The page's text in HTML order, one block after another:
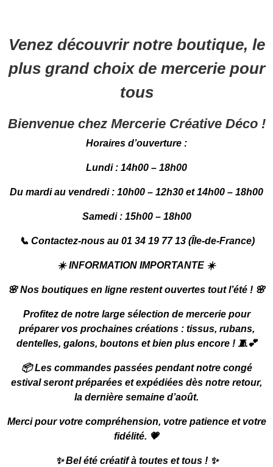
Venez découvrir notre boutique, le
plus grand choix de mercerie pour
tous
Bienvenue chez Mercerie Créative Déco !
Horaires d’ouverture :
Lundi : 14h00 – 18h00
Du mardi au vendredi : 10h00 – 12h30 et 14h00 – 18h00
Samedi : 15h00 – 18h00
📞 Contactez-nous au 01 34 19 77 13 (Île-de-France)
☀️INFORMATION IMPORTANTE ☀️
🌸Nos boutiques en ligne restent ouvertes tout l’été ! 🌸
Profitez de notre large sélection de mercerie pour
préparer vos prochaines créations : tissus, rubans,
dentelles, galons, boutons et bien plus encore ! 🧵💕
📦Les commandes passées pendant notre congé
estival seront préparées et expédiées dès notre retour,
la dernière semaine d’août.
Merci pour votre compréhension, votre patience et votre
fidélité. 💗
✨Bel été créatif à toutes et tous !✨